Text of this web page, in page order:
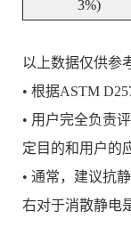
3%)
以上数据仅供参
• 根据ASTM
• 用户完全负责
定目的和用户的
• 通常，建议抗
右对于消散静电